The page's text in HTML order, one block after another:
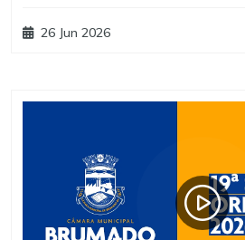
26 Jun 2026